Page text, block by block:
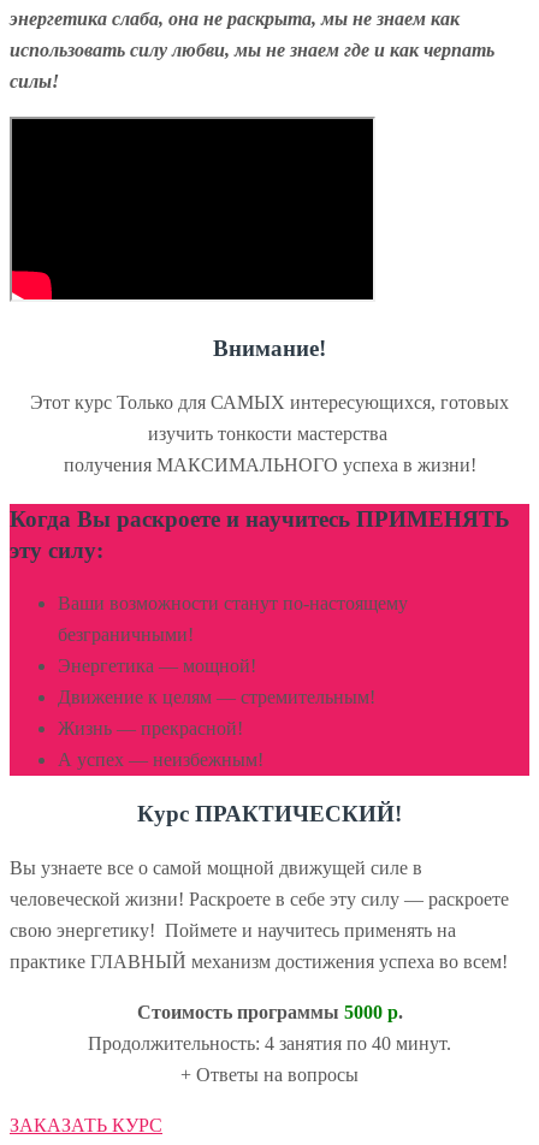
энергетика слаба, она не раскрыта, мы не знаем как
использовать силу любви, мы не знаем где и как черпать
силы!
Внимание!
Этот курс Только для САМЫХ интересующихся, готовых
изучить тонкости мастерства
получения МАКСИМАЛЬНОГО успеха в жизни!
Когда Вы раскроете и научитесь ПРИМЕНЯТЬ
эту силу:
Ваши возможности станут по-настоящему
безграничными!
Энергетика — мощной!
Движение к целям — стремительным!
Жизнь — прекрасной!
А успех — неизбежным!
Курс ПРАКТИЧЕСКИЙ!
Вы узнаете все о самой мощной движущей силе в
человеческой жизни! Раскроете в себе эту силу — раскроете
свою энергетику! Поймете и научитесь применять на
практике ГЛАВНЫЙ механизм достижения успеха во всем!
Стоимость программы 5000 р.
Продолжительность: 4 занятия по 40 минут.
+ Ответы на вопросы
ЗАКАЗАТЬ КУРС